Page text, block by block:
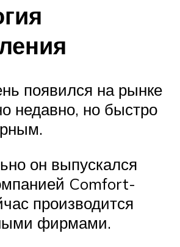
появился на рынке
недавно, но быстро
он выпускался
Comfort-
производится
фирмами.